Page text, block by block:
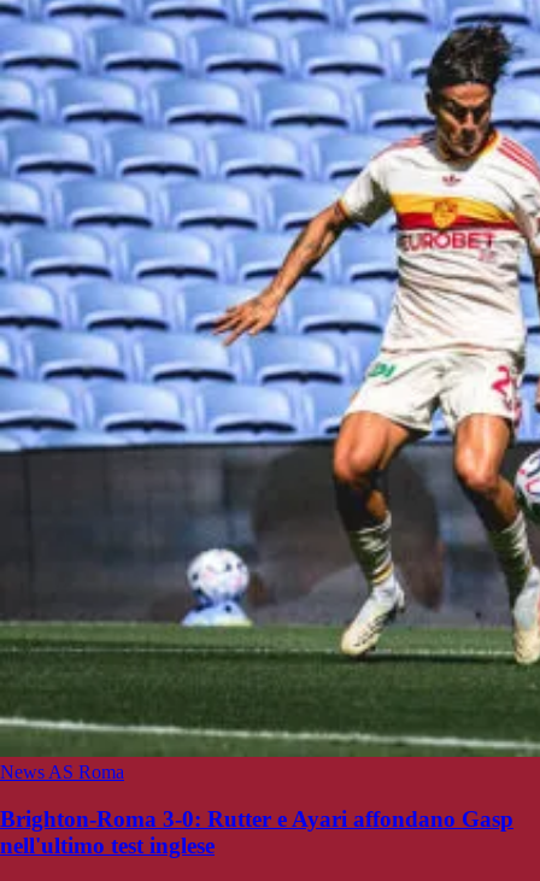
News AS Roma
Brighton-Roma 3-0: Rutter e Ayari affondano Gasp
nell'ultimo test inglese